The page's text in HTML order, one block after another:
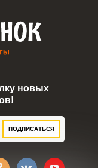
новых
ПОДПИСАТЬСЯ